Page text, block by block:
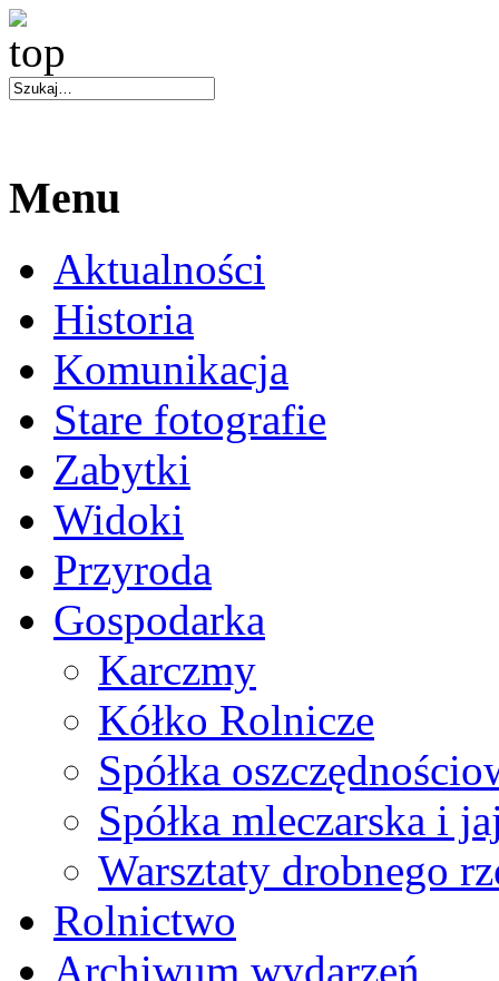
Menu
Aktualności
Historia
Komunikacja
Stare fotografie
Zabytki
Widoki
Przyroda
Gospodarka
Karczmy
Kółko Rolnicze
Spółka
Spółka mleczarska i
Warsztaty drobnego
Rolnictwo
Archiwum wydarzeń